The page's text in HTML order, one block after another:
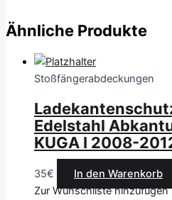
Ähnliche Produkte
Stoßfängerabdeckungen
Edelstahl
KUGA I 2008-
35€
In den Warenkorb
Zur Wunschliste hinzufügen